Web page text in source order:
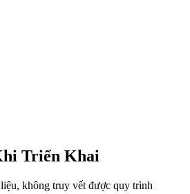
Triển Khai
không truy vết được quy trình